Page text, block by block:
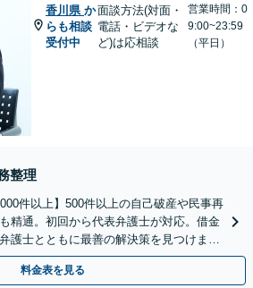
香川県 か
らも相談
受付中
面談方法(対面・
電話・ビデオな
ど)は応相談
営業時間：0
9:00~23:59
（平日）
整理
件以上】500件以上の自己破産や民事再
精通。初回から代表弁護士が対応。借金
護士とともに最善の解決策を見つけまし
ラス利用可】
料金表を見る